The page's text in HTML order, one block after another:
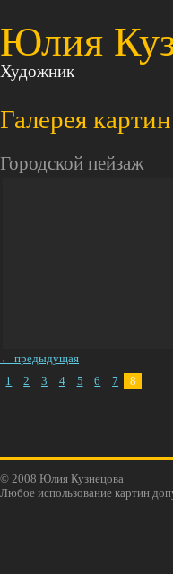
Юлия
Художник
Галерея картин
Городской пейзаж
← предыдущая
1
2 3 4 5 6 7 8
© 2008 Юлия Кузнецова
Любое использование картин